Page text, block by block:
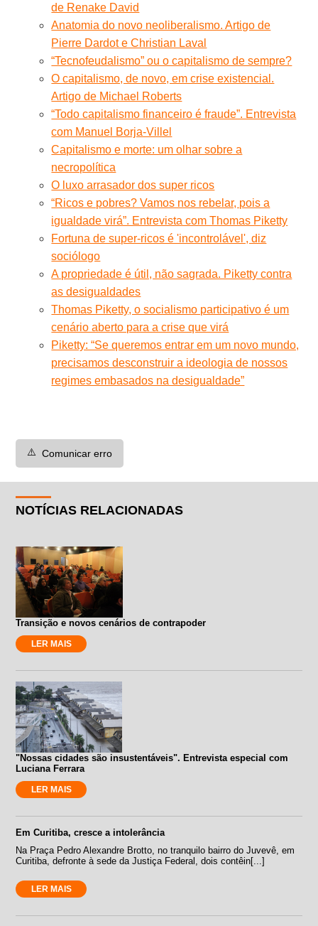
de Renake David
Anatomia do novo neoliberalismo. Artigo de
Pierre Dardot e Christian Laval
“Tecnofeudalismo” ou o capitalismo de sempre?
O capitalismo, de novo, em crise existencial.
Artigo de Michael Roberts
“Todo capitalismo financeiro é fraude”. Entrevista
com Manuel Borja-Villel
Capitalismo e morte: um olhar sobre a
necropolítica
O luxo arrasador dos super ricos
“Ricos e pobres? Vamos nos rebelar, pois a
igualdade virá”. Entrevista com Thomas Piketty
Fortuna de super-ricos é 'incontrolável', diz
sociólogo
A propriedade é útil, não sagrada. Piketty contra
as desigualdades
Thomas Piketty, o socialismo participativo é um
cenário aberto para a crise que virá
Piketty: “Se queremos entrar em um novo mundo,
precisamos desconstruir a ideologia de nossos
regimes embasados na desigualdade”
⚠️ Comunicar erro
NOTÍCIAS RELACIONADAS
Transição e novos cenários de contrapoder
LER MAIS
"Nossas cidades são insustentáveis". Entrevista especial com
Luciana Ferrara
LER MAIS
Em Curitiba, cresce a intolerância
Na Praça Pedro Alexandre Brotto, no tranquilo bairro do Juvevê, em
Curitiba, defronte à sede da Justiça Federal, dois contêin[...]
LER MAIS